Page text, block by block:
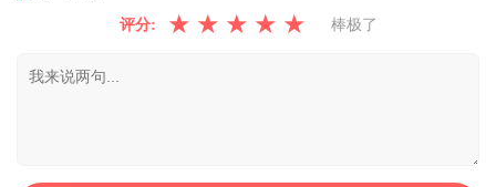
评分: ★ ★ ★ ★ ★ 棒极了